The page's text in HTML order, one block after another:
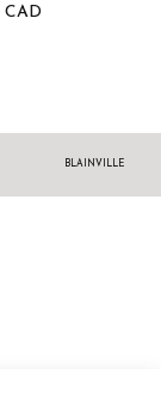
CAD
BLAINVILLE